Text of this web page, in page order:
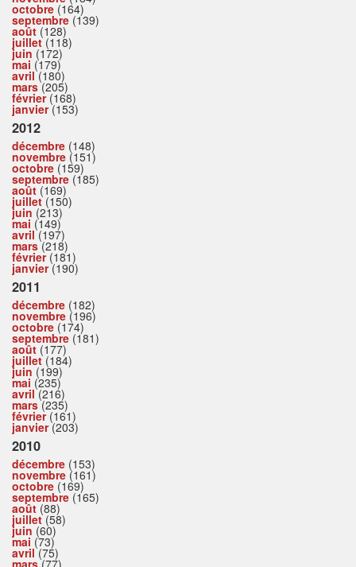
octobre (164)
septembre (139)
août (128)
juillet(118)
juin (172)
mai (179)
avril(180)
mars(205)
février(168)
janvier(153)
2012
décembre (148)
novembre (151)
octobre (159)
septembre (185)
août (169)
juillet(150)
juin (213)
mai (149)
avril(197)
mars(218)
février(181)
janvier(190)
2011
décembre (182)
novembre (196)
octobre (174)
septembre (181)
août (177)
juillet(184)
juin (199)
mai (235)
avril(216)
mars(235)
février(161)
janvier(203)
2010
décembre (153)
novembre (161)
octobre (169)
septembre (165)
août (88)
juillet(58)
juin (60)
mai (73)
avril(75)
mars(77)